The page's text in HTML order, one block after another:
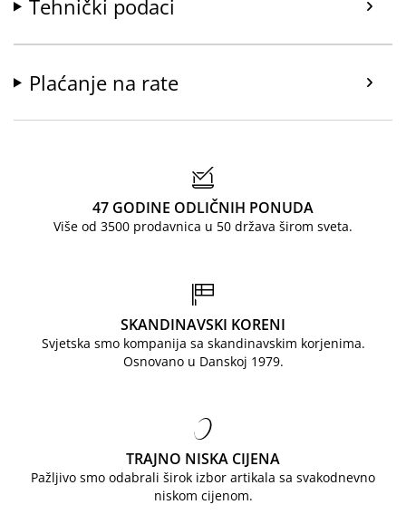
Tehnički podaci
Plaćanje na rate
47 GODINE ODLIČNIH PONUDA
Više od 3500 prodavnica u 50 država širom sveta.
SKANDINAVSKI KORENI
Svjetska smo kompanija sa skandinavskim korjenima.
Osnovano u Danskoj 1979.
TRAJNO NISKA CIJENA
Pažljivo smo odabrali širok izbor artikala sa svakodnevno
niskom cijenom.